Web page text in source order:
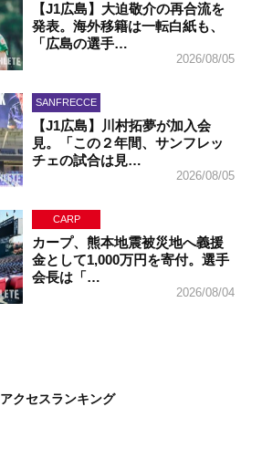
【J1広島】大迫敬介の再合流を
発表。海外移籍は一転白紙も、
「広島の選手…
2026/08/05
SANFRECCE
【J1広島】川村拓夢が加入会
見。「この２年間、サンフレッ
チェの試合は見…
2026/08/05
CARP
カープ、熊本地震被災地へ義援
金として1,000万円を寄付。選手
会長は「…
2026/08/04
アクセスランキング